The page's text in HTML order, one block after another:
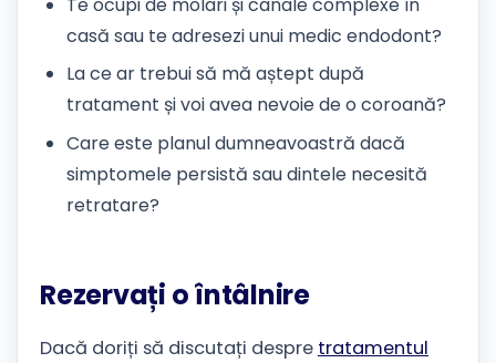
casă sau te adresezi unui medic endodont?
La ce ar trebui să mă aștept după
tratament și voi avea nevoie de o coroană?
Care este planul dumneavoastră dacă
simptomele persistă sau dintele necesită
retratare?
Rezervați o întâlnire
Dacă doriți să discutați despre tratamentul